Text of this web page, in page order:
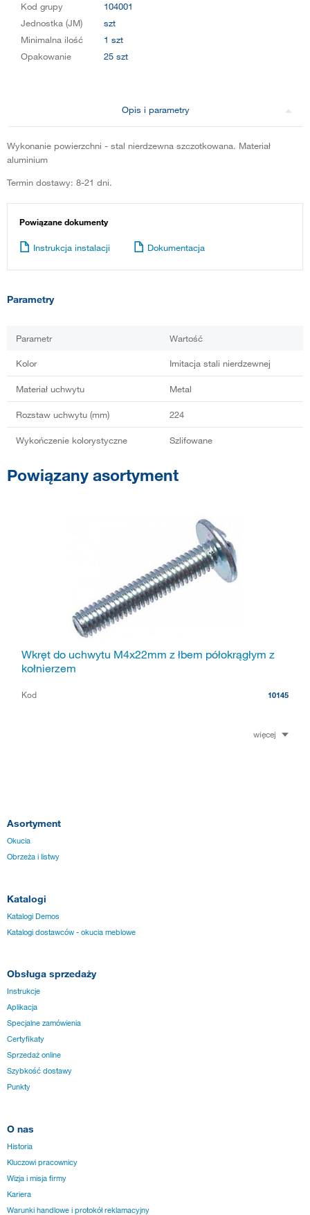
Kod grupy
104001
Jednostka (JM)
szt
Minimalna ilość
1 szt
Opakowanie
25 szt
Opis i parametry
Wykonanie powierzchni - stal nierdzewna szczotkowana. Materiał
aluminium
Termin dostawy: 8-21 dni.
Powiązane dokumenty
Instrukcja instalacji Dokumentacja
Parametry
Parametr Wartość
Kolor Imitacja stali nierdzewnej
Materiał uchwytu Metal
Rozstaw uchwytu (mm) 224
Wykończenie kolorystyczne Szlifowane
Powiązany asortyment
Wkręt do uchwytu M4x22mm z łbem półokrągłym z
kołnierzem
Kod 10145
więcej
Asortyment
Okucia
Obrzeża i listwy
Katalogi
Katalogi Demos
Katalogi dostawców - okucia meblowe
Obsługa sprzedaży
Instrukcje
Aplikacja
Specjalne zamówienia
Certyfikaty
Sprzedaż online
Szybkość dostawy
Punkty
O nas
Historia
Kluczowi pracownicy
Wizja i misja firmy
Kariera
Warunki handlowe i protokół reklamacyjny